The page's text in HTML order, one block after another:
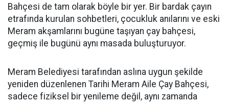
Bahçesi de tam olarak böyle bir yer. Bir bardak çayın
etrafında kurulan sohbetleri, çocukluk anılarını ve eski
Meram akşamlarını bugüne taşıyan çay bahçesi,
geçmiş ile bugünü aynı masada buluşturuyor.
Meram Belediyesi tarafından aslına uygun şekilde
yeniden düzenlenen Tarihi Meram Aile Çay Bahçesi,
sadece fiziksel bir yenileme değil, aynı zamanda